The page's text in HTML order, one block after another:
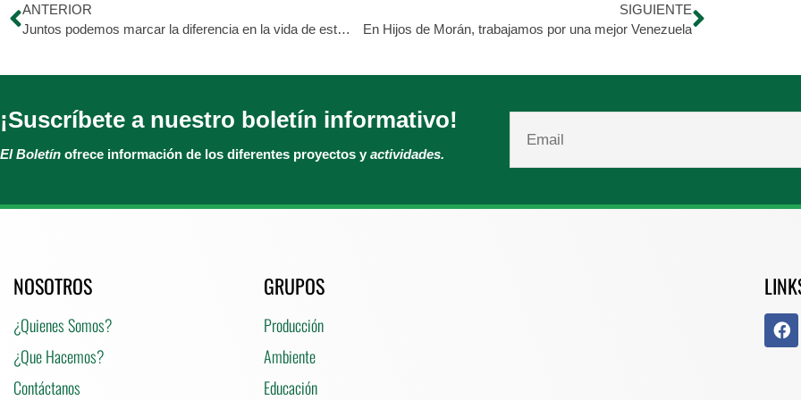
ANTERIOR
Juntos podemos marcar la diferencia en la vida de estos animales
SIGUIENTE
En Hijos de Morán, trabajamos por una mejor Venezuela
¡Suscríbete a nuestro boletín informativo!
El Boletín ofrece información de los diferentes proyectos y actividades.
NOSOTROS
¿Quienes Somos?
¿Que Hacemos?
Contáctanos
GRUPOS
Producción
Ambiente
Educación